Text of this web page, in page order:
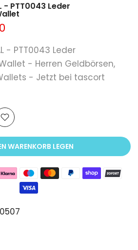
- PTT0043 Leder
- PTT0043 Leder
- Herren Geldbörsen,
- Jetzt bei tascort
WARENKORB LEGEN